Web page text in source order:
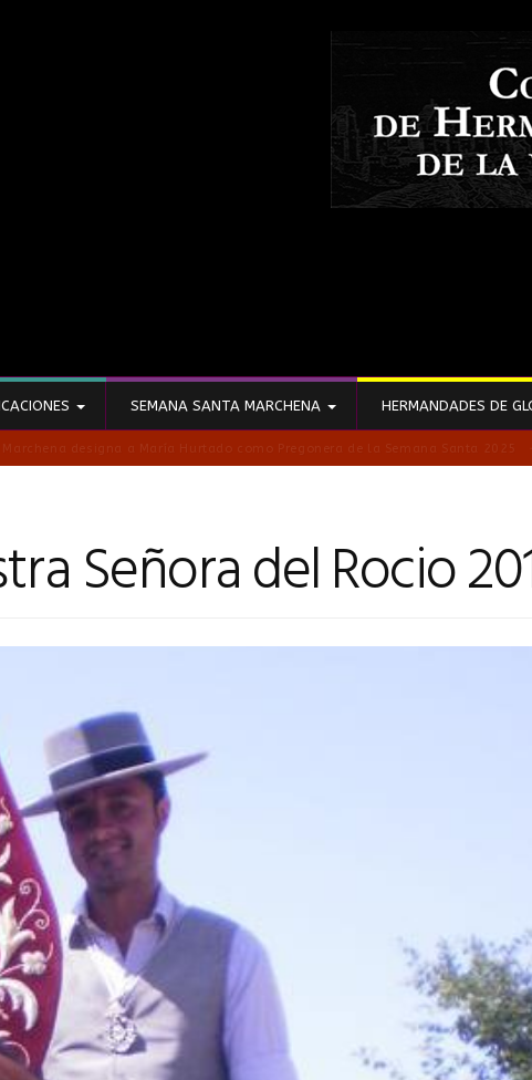
SEMANA SANTA MARCHENA HERMANDADES DE
Señora del Rocio